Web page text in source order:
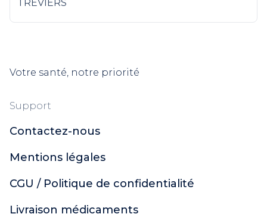
TREVIERS
Votre santé, notre priorité
Support
Contactez-nous
Mentions légales
CGU / Politique de confidentialité
Livraison médicaments